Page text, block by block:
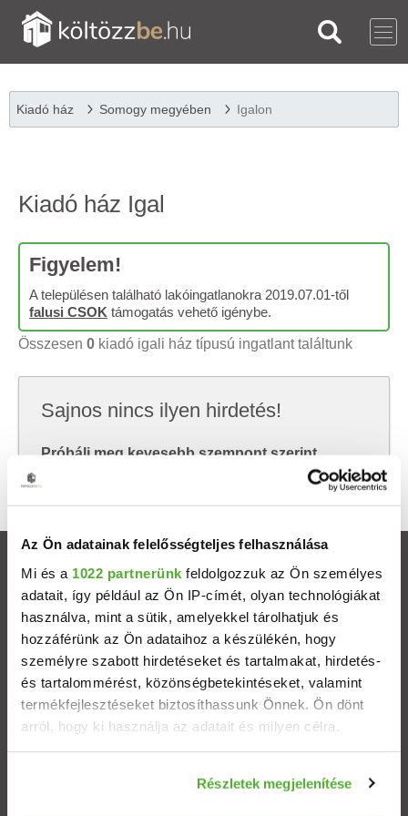
Az Ön adatainak felelősségteljes felhasználása
Mi és a 1022 partnerünk feldolgozzuk az Ön személyes
adatait, így például az Ön IP-címét, olyan technológiákat
használva, mint a sütik, amelyekkel tárolhatjuk és
hozzáférünk az Ön adataihoz a készülékén, hogy
személyre szabott hirdetéseket és tartalmakat, hirdetés-
és tartalommérést, közönségbetekintéseket, valamint
termékfejlesztéseket biztosíthassunk Önnek. Ön dönt
arról, hogy ki használja az adatait és milyen célra.
Információgyűjtés az Ön földrajzi elhelyezkedéséről
Részletek megjelenítése
Kiadó ház Somogy megyében Igalon
Kiadó ház Igal
Figyelem!
A településen található lakóingatlanokra 2019.07.01-től
falusi CSOK támogatás vehető igénybe.
Összesen 0 kiadó igali ház típusú ingatlant találtunk
Sajnos nincs ilyen hirdetés!
Próbálj meg kevesebb szempont szerint
keresni, hátha akkor megtalálod, amit keresel.
Ingatlanok
Eladó házak
Eladó lakások
Települések